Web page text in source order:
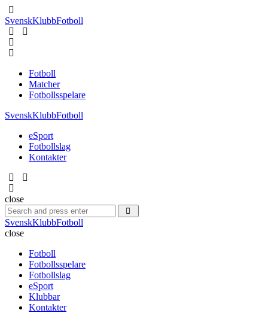
SvenskKlubbFotboll
Fotboll
Matcher
Fotbollsspelare
SvenskKlubbFotboll
eSport
Fotbollslag
Kontakter
close
Search
for:
SvenskKlubbFotboll
close
Fotboll
Fotbollsspelare
Fotbollslag
eSport
Klubbar
Kontakter